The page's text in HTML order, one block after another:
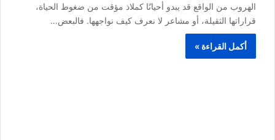
الهروب من الواقع قد يبدو أحيانًا كملاذ مؤقت من ضغوط الحياة،
قراراتها الثقيلة، أو مشاعر لا نعرف كيف نواجهها. فالبعض…
أكمل القراءة »